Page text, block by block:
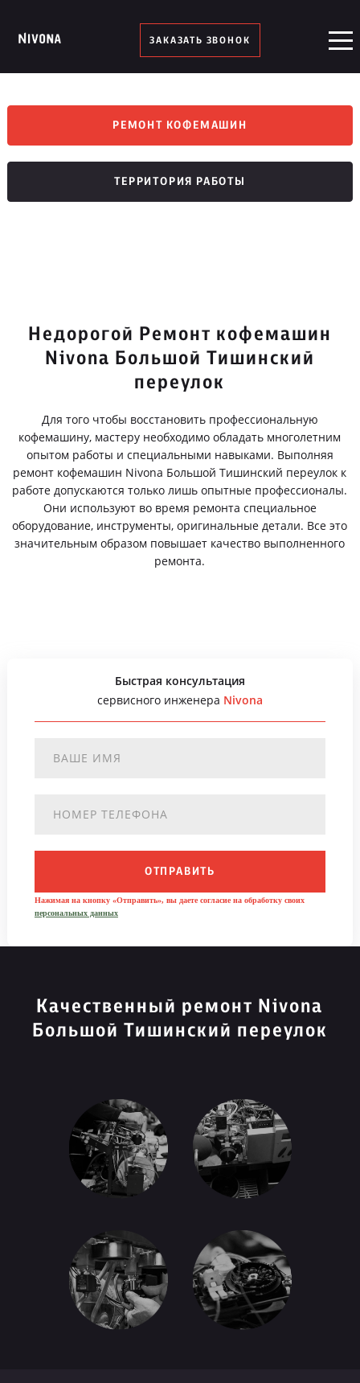
ЗАКАЗАТЬ ЗВОНОК
РЕМОНТ КОФЕМАШИН
ТЕРРИТОРИЯ РАБОТЫ
Недорогой Ремонт кофемашин
Nivona Большой Тишинский
переулок
Для того чтобы восстановить профессиональную
кофемашину, мастеру необходимо обладать многолетним
опытом работы и специальными навыками. Выполняя
ремонт кофемашин Nivona Большой Тишинский переулок к
работе допускаются только лишь опытные профессионалы.
Они используют во время ремонта специальное
оборудование, инструменты, оригинальные детали. Все это
значительным образом повышает качество выполненного
ремонта.
Быстрая консультация
сервисного инженера Nivona
ОТПРАВИТЬ
Нажимая на кнопку «Отправить», вы даете согласие на обработку своих
персональных данных
Качественный ремонт Nivona
Большой Тишинский переулок